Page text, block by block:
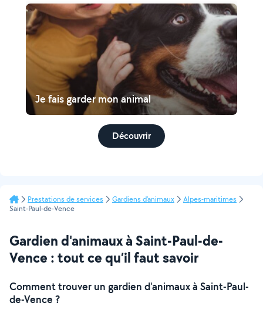
Je fais garder mon animal
Découvrir
Prestations de services Gardiens d'animaux
Alpes-maritimes
Saint-Paul-de-Vence
Gardien d'animaux à Saint-Paul-de-
Vence : tout ce qu’il faut savoir
Comment trouver un gardien d'animaux à Saint-Paul-
de-Vence ?